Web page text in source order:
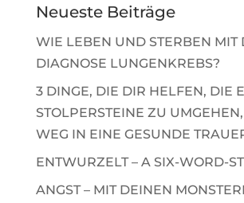
Neueste Beiträge
WIE LEBEN UND STERBEN MIT
DIAGNOSE LUNGENKREBS?
3 DINGE, DIE DIR HELFEN, DIE
STOLPERSTEINE ZU
WEG IN EINE GESUNDE
ENTWURZELT – A SIX-WORD-
ANGST – MIT DEINEN